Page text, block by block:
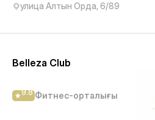
улица Алтын Орда, 6/89
Belleza Club
9.8 Фитнес-орталығы